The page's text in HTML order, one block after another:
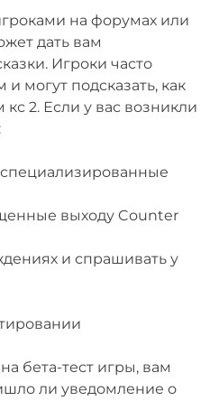
на форумах или
дать вам
Игроки часто
могут подсказать, как
2. Если у вас возникли
выходу Counter
и спрашивать у
бета-тест игры, вам
ли уведомление о